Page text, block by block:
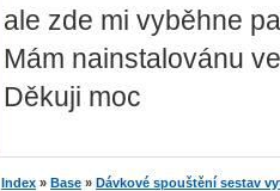
ale zde mi vyběhne
Mám nainstalovánu
Děkuji moc
Index » Base » Dávkové spouštění sestav